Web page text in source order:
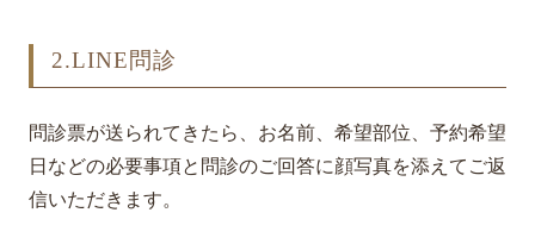
2.LINE問診
問診票が送られてきたら、お名前、希望部位、予約希望
日などの必要事項と問診のご回答に顔写真を添えてご返
信いただきます。